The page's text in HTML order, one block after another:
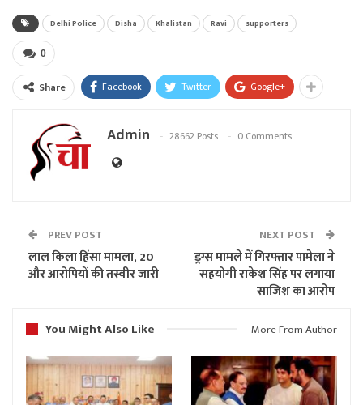
Delhi Police Disha Khalistan Ravi supporters
0
Share Facebook Twitter Google+
Admin 28662 Posts 0 Comments
PREV POST
लाल किला हिंसा मामला, 20
और आरोपियों की तस्वीर जारी
NEXT POST
ड्रग्स मामले में गिरफ्तार पामेला ने
सहयोगी राकेश सिंह पर लगाया
साजिश का आरोप
You Might Also Like
More From Author